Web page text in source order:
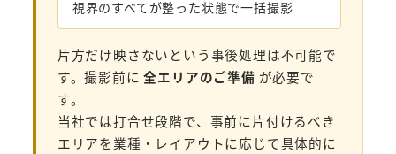
視界のすべてが整った状態で一括撮影
片方だけ映さないという事後処理は不可能で
す。撮影前に全エリアのご準備 が必要で
す。
当社では打合せ段階で、事前に片付けるべき
エリアを業種・レイアウトに応じて具体的に